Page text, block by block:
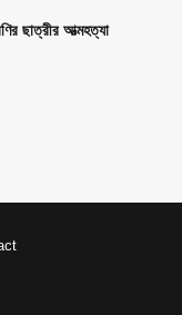
ছাত্রীর আত্মহত্যা